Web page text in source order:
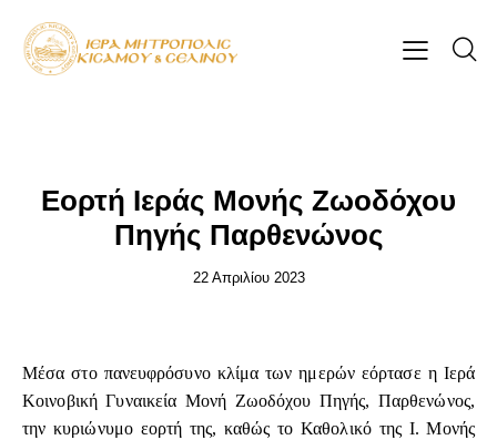
Εορτή Ιεράς Μονής Ζωοδόχου
Πηγής Παρθενώνος
22 Απριλίου 2023
Μέσα στο πανευφρόσυνο κλίμα των ημερών εόρτασε η Ιερά
Κοινοβική Γυναικεία Μονή Ζωοδόχου Πηγής, Παρθενώνος,
την κυριώνυμο εορτή της, καθώς το Καθολικό της Ι. Μονής